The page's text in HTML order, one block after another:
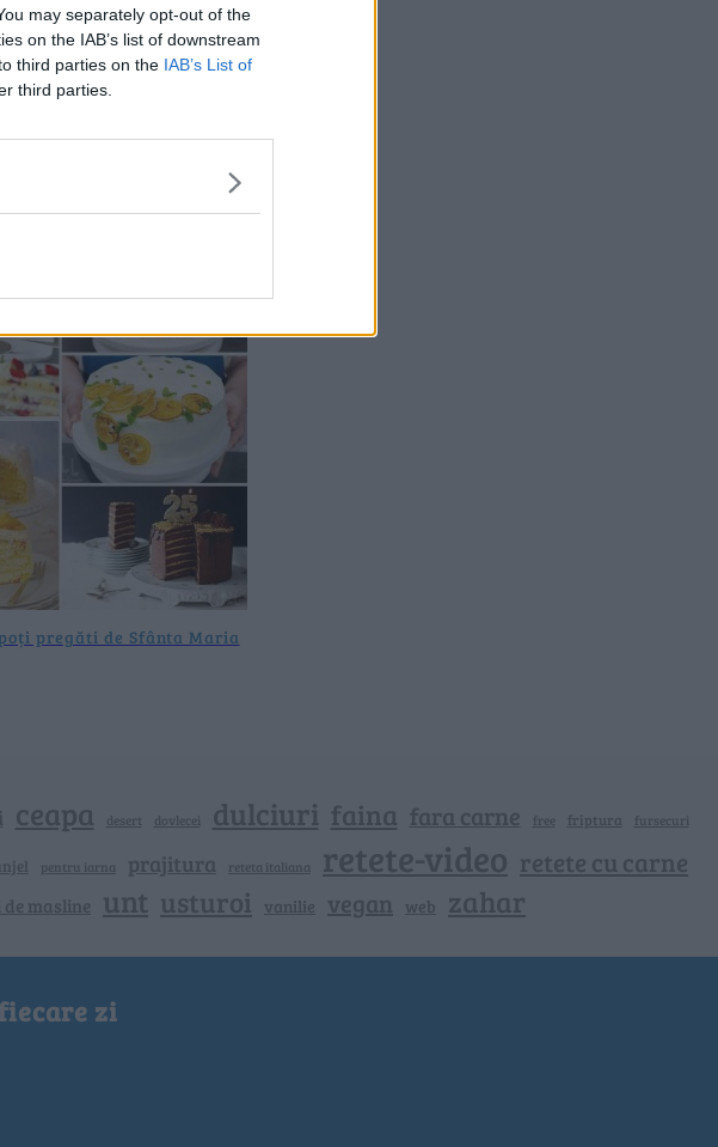
may separately opt-out of the
on the IAB’s list of downstream
third parties on the IAB’s List of
third parties.
pregăti de Sfânta Maria
ceapa desert dovlecei dulciuri faina fara carne free friptura fursecuri
pentru iarna prajitura reteta italiana retete-video retete cu carne
de masline unt usturoi vanilie vegan web zahar
zi